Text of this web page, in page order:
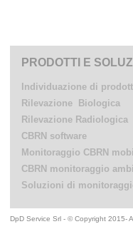
DpD Service Srl - © Copyright 2015-
PRODOTTI E
Individuazione di
Rilevazione Biologica
Rilevazione Radiologica
CBRN software
Monitoraggio CBRN
CBRN monitoraggio
Soluzioni di